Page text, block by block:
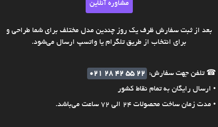
مشاوره آنلاین
بعد از ثبت سفارش ظرف یک روز چندین مدل مختلف برای شما طراحی و
برای انتخاب از طریق تلگرام یا واتسپ ارسال می‌شود.
☎ تلفن جهت سفارش:
021 28 42 55 22
• ارسال رایگان به تمام نقاط کشور
• مدت زمان ساخت محصولات 24 الی 72 ساعت می‌باشد.